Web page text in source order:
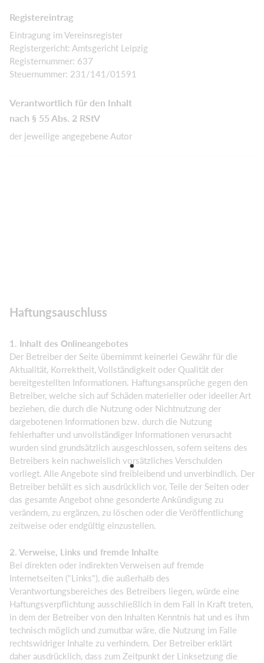
Registereintrag
Eintragung im Vereinsregister
Registergericht: Amtsgericht Leipzig
Registernummer: 637
Steuernummer: 231/141/01591
Verantwortlich für den Inhalt
nach § 55 Abs. 2 RStV
der jeweilige angegebene Autor
Haftungsauschluss
1. Inhalt des Onlineangebotes
Der Betreiber der Seite übernimmt keinerlei Gewähr für die
Aktualität, Korrektheit, Vollständigkeit oder Qualität der
bereitgestellten Informationen. Haftungsansprüche gegen den
Betreiber, welche sich auf Schäden materieller oder ideeller Art
beziehen, die durch die Nutzung oder Nichtnutzung der
dargebotenen Informationen bzw. durch die Nutzung
fehlerhafter und unvollständiger Informationen verursacht
wurden sind grundsätzlich ausgeschlossen, sofern seitens des
Betreibers kein nachweislich vorsätzliches Verschulden
vorliegt. Alle Angebote sind freibleibend und unverbindlich. Der
Betreiber behält es sich ausdrücklich vor, Teile der Seiten oder
das gesamte Angebot ohne gesonderte Ankündigung zu
verändern, zu ergänzen, zu löschen oder die Veröffentlichung
zeitweise oder endgültig einzustellen.
2. Verweise, Links und fremde Inhalte
Bei direkten oder indirekten Verweisen auf fremde
Internetseiten ("Links"), die außerhalb des
Verantwortungsbereiches des Betreibers liegen, würde eine
Haftungsverpflichtung ausschließlich in dem Fall in Kraft treten,
in dem der Betreiber von den Inhalten Kenntnis hat und es ihm
technisch möglich und zumutbar wäre, die Nutzung im Falle
rechtswidriger Inhalte zu verhindern. Der Betreiber erklärt
daher ausdrücklich, dass zum Zeitpunkt der Linksetzung die